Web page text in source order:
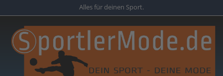
to
content
Alles für deinen Sport.